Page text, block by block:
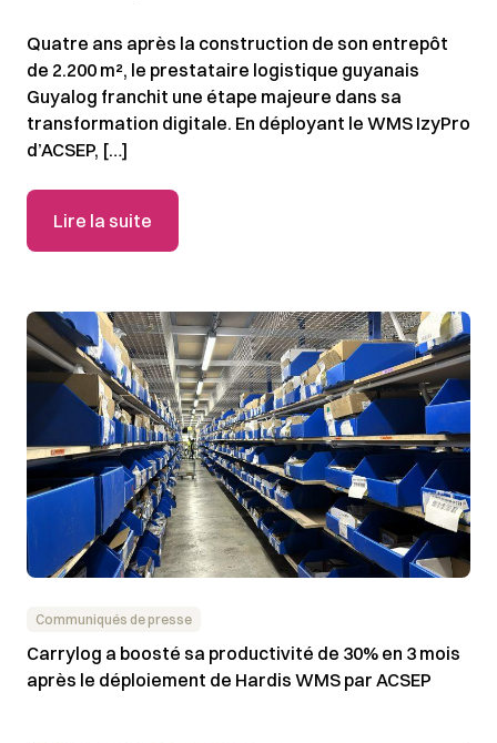
Quatre ans après la construction de son entrepôt
de 2.200 m², le prestataire logistique guyanais
Guyalog franchit une étape majeure dans sa
transformation digitale. En déployant le WMS IzyPro
d’ACSEP, […]
Lire la suite
Communiqués de presse
Carrylog a boosté sa productivité de 30% en 3 mois
après le déploiement de Hardis WMS par ACSEP